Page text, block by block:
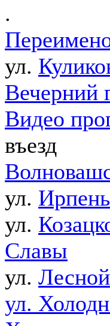
.
ул.
Вечерний
Видео
въезд
ул.
ул.
Славы
ул.
ул.